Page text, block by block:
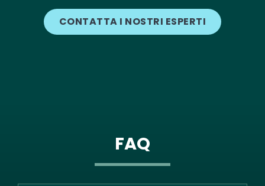
CONTATTA I NOSTRI ESPERTI
FAQ